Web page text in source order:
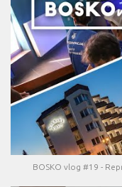
BOSKO vlog #19 -